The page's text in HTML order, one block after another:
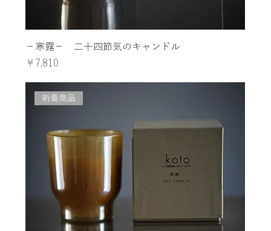
−寒露− 二十四節気のキャンドル
価格
￥7,810
新着商品